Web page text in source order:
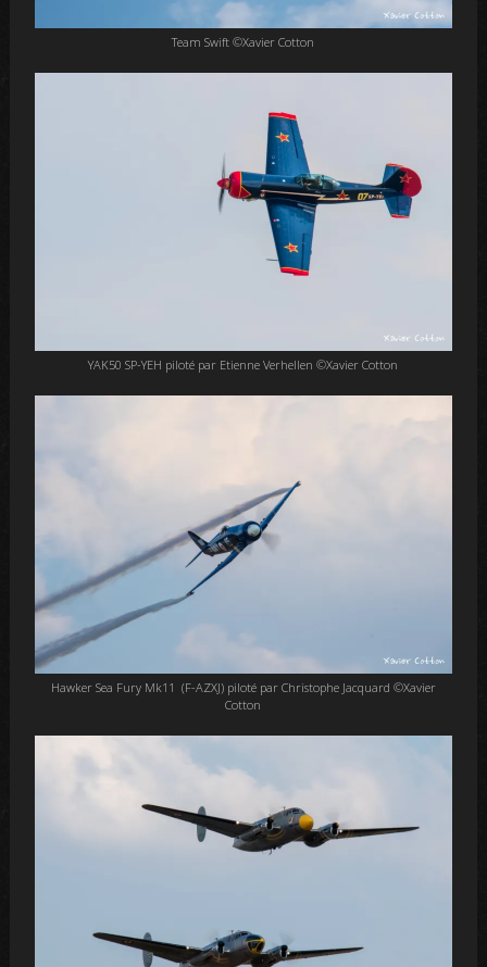
Team Swift ©Xavier Cotton
YAK50 SP-YEH piloté par Etienne Verhellen ©Xavier Cotton
Hawker Sea Fury Mk11 (F-AZXJ) piloté par Christophe Jacquard ©Xavier
Cotton